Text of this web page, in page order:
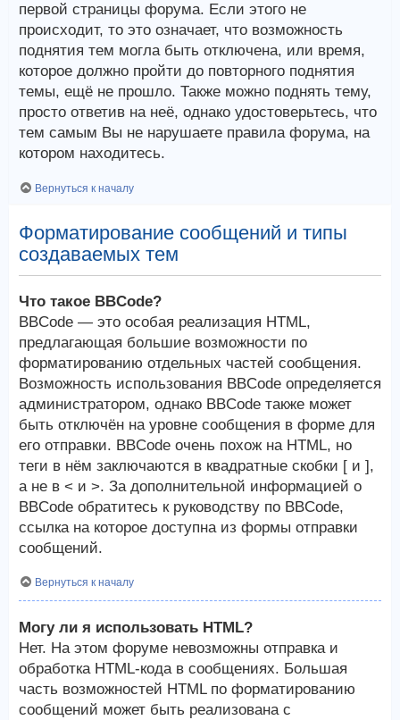
первой страницы форума. Если этого не
происходит, то это означает, что возможность
поднятия тем могла быть отключена, или время,
которое должно пройти до повторного поднятия
темы, ещё не прошло. Также можно поднять тему,
просто ответив на неё, однако удостоверьтесь, что
тем самым Вы не нарушаете правила форума, на
котором находитесь.
Вернуться к началу
Форматирование сообщений и типы
создаваемых тем
Что такое BBCode?
BBCode — это особая реализация HTML,
предлагающая большие возможности по
форматированию отдельных частей сообщения.
Возможность использования BBCode определяется
администратором, однако BBCode также может
быть отключён на уровне сообщения в форме для
его отправки. BBCode очень похож на HTML, но
теги в нём заключаются в квадратные скобки [ и ],
а не в < и >. За дополнительной информацией о
BBCode обратитесь к руководству по BBCode,
ссылка на которое доступна из формы отправки
сообщений.
Вернуться к началу
Могу ли я использовать HTML?
Нет. На этом форуме невозможны отправка и
обработка HTML-кода в сообщениях. Большая
часть возможностей HTML по форматированию
сообщений может быть реализована с